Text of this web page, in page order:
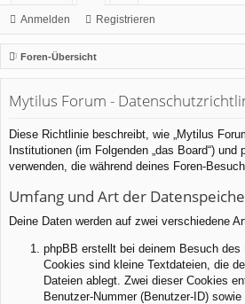
or
en
itg
lie
de
r
Anmelden Registrieren
Foren-Übersicht
Mytilus Forum -
Diese Richtlinie beschreibt, wie „Mytilus
Institutionen (im Folgenden „das Board“) und
verwenden, die während deines Foren-
Umfang und Art der
Deine Daten werden auf zwei verschiedene
phpBB erstellt bei deinem Besuch des
Cookies sind kleine Textdateien, die
Dateien ablegt. Zwei dieser Cookies
Benutzer-Nummer (Benutzer-ID)